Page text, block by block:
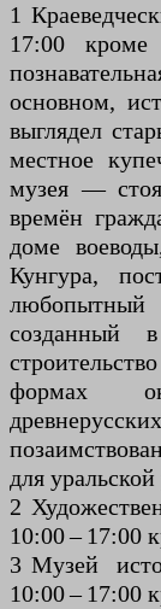
1
17:00
основном,
выглядел
местное
музея —
времён
доме
Кунгура,
созданный
формах
для
2
10:00 – 17:00
3 Музей
10:00 – 17:00